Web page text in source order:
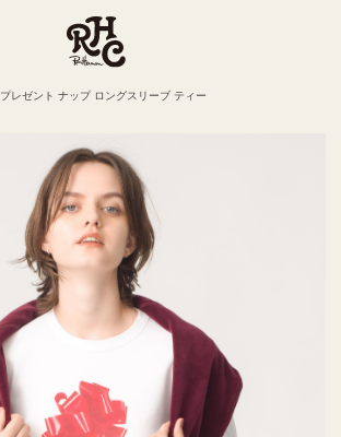
プレゼント ナップ ロングスリーブ ティー